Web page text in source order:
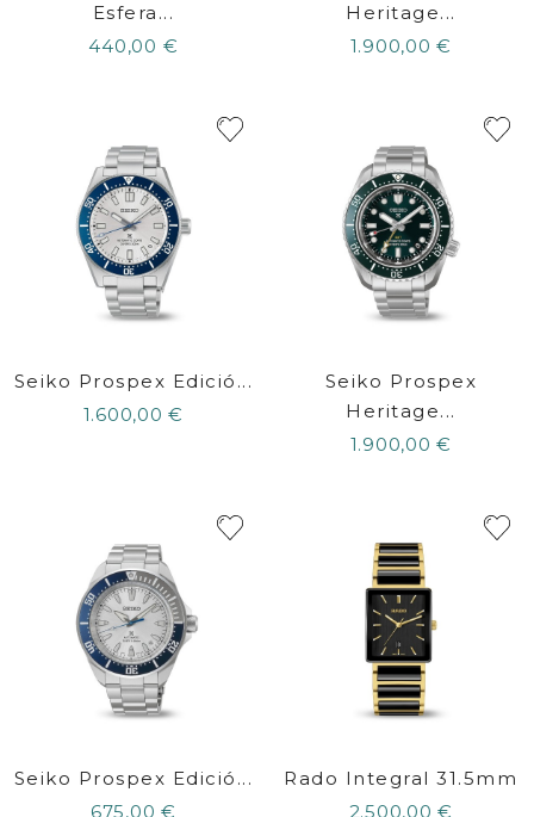
Esfera...
440,00 €
Heritage...
1.900,00 €
Seiko Prospex Edició...
1.600,00 €
Seiko Prospex
Heritage...
1.900,00 €
Seiko Prospex Edició...
675,00 €
Rado Integral 31.5mm
2.500,00 €